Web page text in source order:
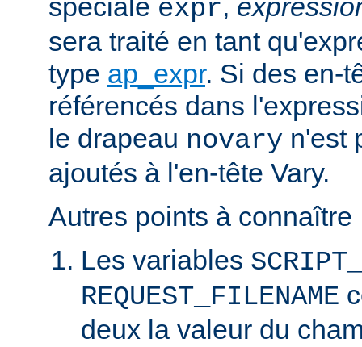
spéciale expr,
sera traité en tant
type ap_expr. Si des en-
référencés dans
le drapeau novary n'est
ajoutés à l'en-tête Vary.
Autres points à connaître
Les variables
REQUEST_FILENAME
deux la valeur du